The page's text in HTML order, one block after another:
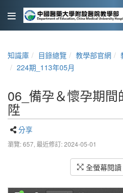
知識庫 目錄總覽 教學部官網
224期_113年05月
06_備孕＆懷孕期
陞
分享
瀏覽: 657, 最近修訂: 2024-05-01
全螢幕閱讀